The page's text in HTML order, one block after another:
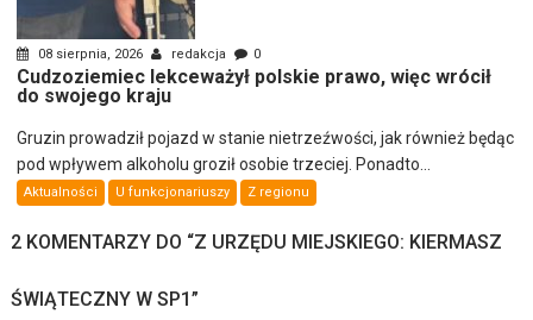
08 sierpnia, 2026 redakcja 0
Cudzoziemiec lekceważył polskie prawo, więc wrócił
do swojego kraju
Gruzin prowadził pojazd w stanie nietrzeźwości, jak również będąc
pod wpływem alkoholu groził osobie trzeciej. Ponadto...
Aktualności U funkcjonariuszy Z regionu
2 KOMENTARZY DO “Z URZĘDU MIEJSKIEGO: KIERMASZ
ŚWIĄTECZNY W SP1”